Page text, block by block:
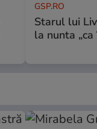
GSP.RO
Starul lui
la nunta „ca